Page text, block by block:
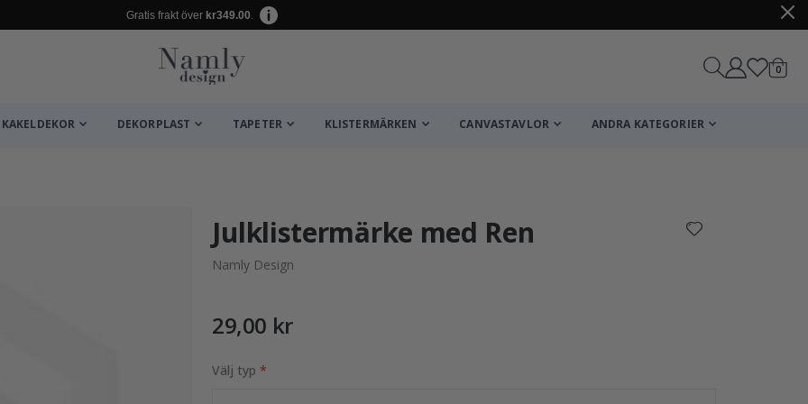
Gratis frakt över kr349.00.
0
KAKELDEKOR DEKORPLAST TAPETER KLISTERMÄRKEN CANVASTAVLOR ANDRA KATEGORIER
Julklistermärke med Ren
Namly Design
29,00 kr
Välj typ